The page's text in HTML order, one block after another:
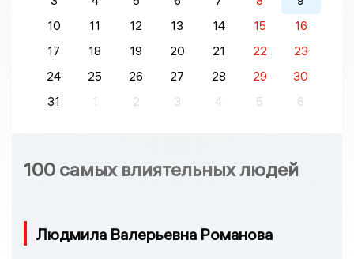
10
11 12 13 14 15
16
17
18 19 20 21 22
23
24
25 26 27 28 29
30
31
1 2 3 4 5 6
100 самых влиятельных людей
Людмила Валерьевна Романова